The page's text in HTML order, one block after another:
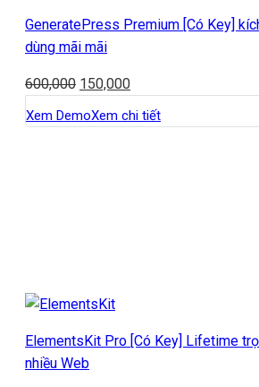
GeneratePress Premium [Có Key]
dùng mãi mãi
600,000 150,000
Xem DemoXem chi tiết
ElementsKit Pro [Có Key] Lifetime
nhiều Web